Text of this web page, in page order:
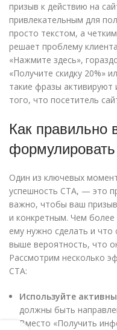
призыв к действию на
привлекательным для
просто текстом, а
решает проблему
«Нажмите здесь»,
«Получите скидку 20%»
такие фразы
того, что посетитель
Как правильно
формулировать
Один из ключевых
успешность CTA, — это
важно, чтобы ваш
и конкретным. Чем
ему нужно сделать и что
выше вероятность, что
Рассмотрим несколько
CTA:
Используйте
должны быть
Вместо «Получить